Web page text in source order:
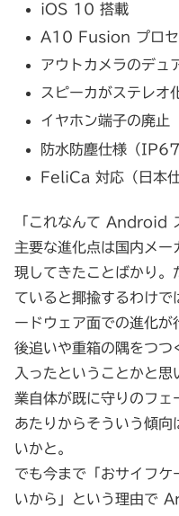
iOS 10 搭載
A10 Fusion プロセ
アウトカメラのデュ
スピーカがステレオ
イヤホン端子の廃止
防水防塵仕様（IP67
FeliCa 対応（日本仕
「これなんて Android
主要な進化点は国内メ
現してきたことばかり
ていると揶揄するわけで
ードウェア面での進化が
後追いや重箱の隅をつつ
入ったということかと
業自体が既に守りのフ
あたりからそういう傾
いかと。
でも今まで「おサイフケ
いから」という理由で